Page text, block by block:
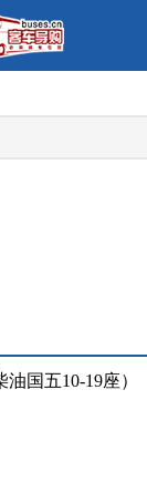
国五10-19座）